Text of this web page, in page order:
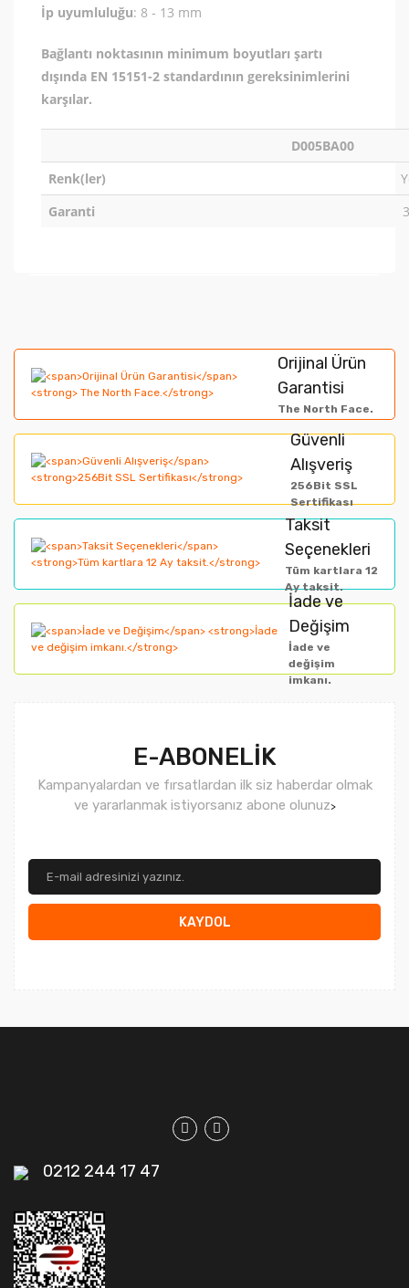
İp uyumluluğu: 8 - 13 mm
Bağlantı noktasının minimum boyutları şartı
dışında EN 15151-2 standardının gereksinimlerini
karşılar.
D005BA00
Renk(ler)
Garanti
Yorum Yaz
formunu kullanarak tarafımıza iletebilirsiniz.
Görüş ve önerileriniz için teşekkür ederiz.
Ürün resmi kalitesiz, bozuk veya görüntülenemiyor.
Ürün açıklamasında eksik bilgiler bulunuyor.
Bu ürüne benzer farklı alternatifler olmalı.
Orijinal Ürün
Garantisi
The North Face.
Güvenli
Alışveriş
256Bit SSL
Sertifikası
Taksit
Seçenekleri
Tüm kartlara 12
Ay taksit.
İade ve
Değişim
İade ve
değişim
imkanı.
E-ABONELİK
Kampanyalardan ve fırsatlardan ilk siz haberdar olmak
ve yararlanmak istiyorsanız abone olunuz>
KAYDOL
0212 244 17 47